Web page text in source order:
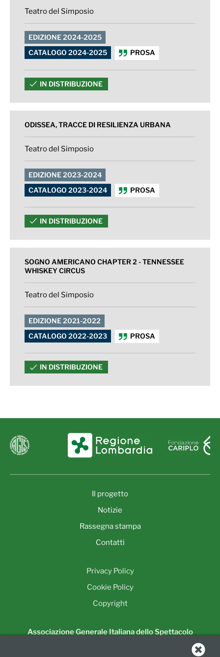
Teatro del Simposio
EDIZIONE 2024-2025
CATALOGO 2024-2025
PROSA
IN DISTRIBUZIONE
ODISSEA, TRACCE DI RESILIENZA URBANA
Teatro del Simposio
EDIZIONE 2023-2024
CATALOGO 2023-2024
PROSA
IN DISTRIBUZIONE
SOGNO AMERICANO CHAPTER 2 - TENNESSEE
WHISKEY CIRCUS
Teatro del Simposio
EDIZIONE 2021-2022
CATALOGO 2022-2023
PROSA
IN DISTRIBUZIONE
Il progetto
Notizie
Rassegna stampa
Contatti
Privacy Policy
Cookie Policy
Copyright
Associazione Generale Italiana dello Spettacolo